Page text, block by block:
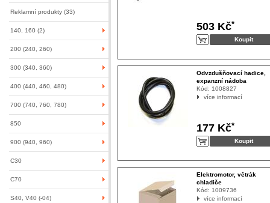
Reklamní produkty (33)
140, 160 (2)
200 (240, 260)
300 (340, 360)
400 (440, 460, 480)
700 (740, 760, 780)
850
900 (940, 960)
C30
C70
S40, V40 (-04)
503 Kč*
Odvzdušňovací hadice,
expanzní nádoba
Kód: 1008827
více informací
177 Kč*
Elektromotor, větrák
chladiče
Kód: 1009736
více informací